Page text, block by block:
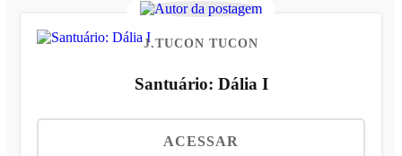
J.TUCON TUCON
Santuário: Dália I
ACESSAR